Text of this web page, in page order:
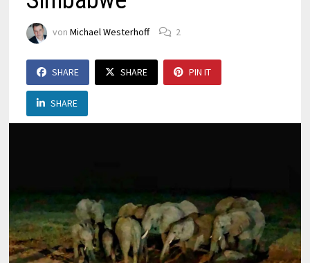
von Michael Westerhoff 2
SHARE SHARE PIN IT
SHARE